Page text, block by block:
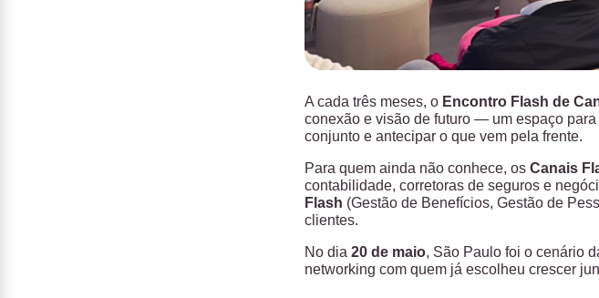
A cada três meses, o Encontro Flash de
conexão e visão de futuro — um espaço
conjunto e antecipar o que vem pela frente.
Para quem ainda não conhece, os Canais
contabilidade, corretoras de seguros e
Flash (Gestão de Benefícios, Gestão de
clientes.
No dia 20 de maio, São Paulo foi o cenário
networking com quem já escolheu crescer